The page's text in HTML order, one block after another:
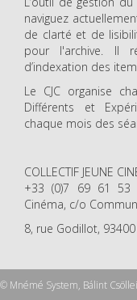
naviguez
de clarté et de
pour l'archive. Il
d’indexation des
Le CJC organise
Différents et
chaque mois des
COLLECTIF JEUNE
+33 (0)7 69 61 53
Cinéma, c/o
8, rue Godillot,
© Mnémé System, Bálint